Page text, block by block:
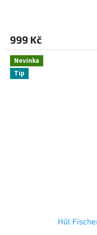
999 Kč
Novinka
Tip
Hůl